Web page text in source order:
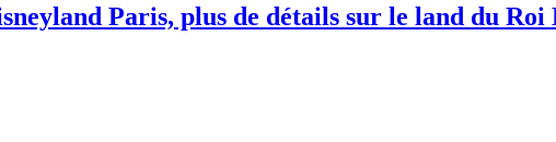
Paris, plus de détails sur le land du Roi